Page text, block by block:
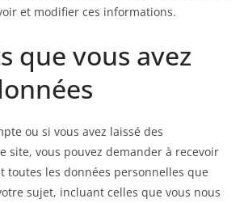
et modifier ces informations.
que vous avez
ou si vous avez laissé des
site, vous pouvez demander à recevoir
toutes les données personnelles que
sujet, incluant celles que vous nous